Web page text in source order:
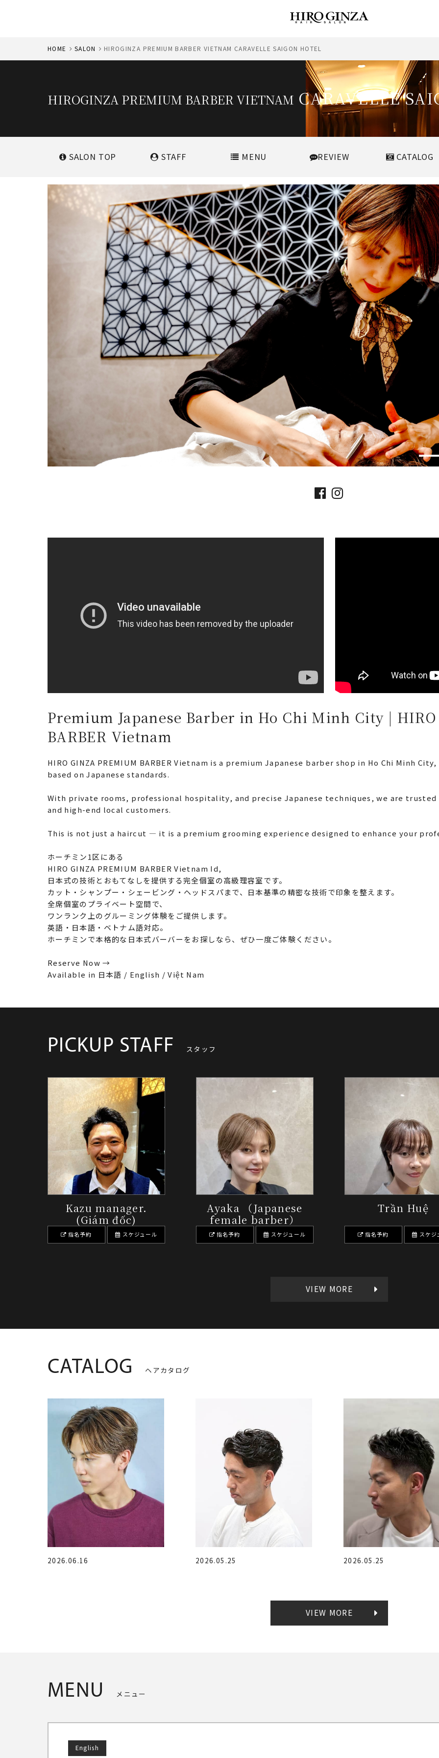
HOME SALON HIROGINZA PREMIUM BARBER VIETNAM CARAVELLE SAIGON HOTEL
HIROGINZA PREMIUM BARBER VIETNAM CARAVELLE
SALON TOP STAFF MENU REVIEW CATALOG
Premium Japanese Barber in Ho Chi Minh City |
BARBER Vietnam
HIRO GINZA PREMIUM BARBER Vietnam is a premium Japanese barber shop in Ho Chi Minh
based on Japanese standards.
With private rooms, professional hospitality, and precise Japanese techniques, we are
and high-end local customers.
This is not just a haircut — it is a premium grooming experience designed to enhance your
ホーチミン1区にある
HIRO GINZA PREMIUM BARBER Vietnam Id,
日本式の技術とおもてなしを提供する完全個室の高級理容室です。
カット・シャンプー・シェービング・ヘッドスパまで、日本基準の精密な技術で印象を整えます。
全席個室のプライベート空間で、
ワンランク上のグルーミング体験をご提供します。
英語・日本語・ベトナム語対応。
ホーチミンで本格的な日本式バーバーをお探しなら、ぜひ一度ご体験ください。
Reserve Now →
Available in 日本語 / English / Việt Nam
PICKUP STAFF スタッフ
Kazu manager.
(Giám đốc)
指名予約 スケジュール
Ayaka （Japanese
female barber）
指名予約 スケジュール
Trần Huệ
指名予約 スケジ
VIEW MORE
CATALOG ヘアカタログ
2026.06.16 2026.05.25 2026.05.25
VIEW MORE
MENU メニュー
English